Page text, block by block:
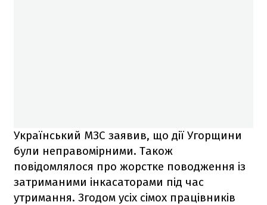
Український МЗС заявив, що дії Угорщини
були неправомірними. Також
повідомлялося про жорстке поводження із
затриманими інкасаторами під час
утримання. Згодом усіх сімох працівників